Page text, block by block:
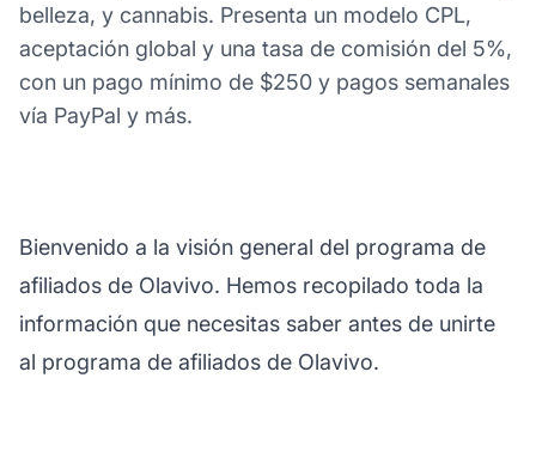
belleza, y cannabis. Presenta un modelo CPL,
aceptación global y una tasa de comisión del 5%,
con un pago mínimo de $250 y pagos semanales
vía PayPal y más.
Bienvenido a la visión general del programa de
afiliados de Olavivo. Hemos recopilado toda la
información que necesitas saber antes de unirte
al programa de afiliados de Olavivo.